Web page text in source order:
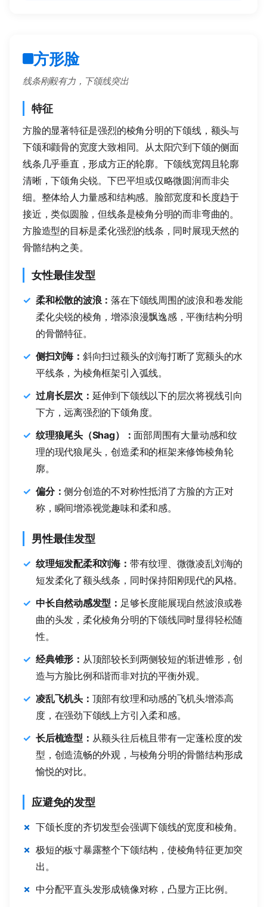
方形脸
线条刚毅有力，下颌线突出
特征
方脸的显著特征是强烈的棱角分明的下颌线，额头与
下颌和颧骨的宽度大致相同。从太阳穴到下颌的侧面
线条几乎垂直，形成方正的轮廓。下颌线宽阔且轮廓
清晰，下颌角尖锐。下巴平坦或仅略微圆润而非尖
细。整体给人力量感和结构感。脸部宽度和长度趋于
接近，类似圆脸，但线条是棱角分明的而非弯曲的。
方脸造型的目标是柔化强烈的线条，同时展现天然的
骨骼结构之美。
女性最佳发型
柔和松散的波浪：落在下颌线周围的波浪和卷发能
柔化尖锐的棱角，增添浪漫飘逸感，平衡结构分明
的骨骼特征。
侧扫刘海： 斜向扫过额头的刘海打断了宽额头的水
平线条，为棱角框架引入弧线。
过肩长层次： 延伸到下颌线以下的层次将视线引向
下方，远离强烈的下颌角度。
纹理狼尾头（Shag）：面部周围有大量动感和纹
理的现代狼尾头，创造柔和的框架来修饰棱角轮
廓。
偏分：侧分创造的不对称性抵消了方脸的方正对
称，瞬间增添视觉趣味和柔和感。
男性最佳发型
纹理短发配柔和刘海： 带有纹理、微微凌乱刘海的
短发柔化了额头线条，同时保持阳刚现代的风格。
中长自然动感发型： 足够长度能展现自然波浪或卷
曲的头发，柔化棱角分明的下颌线同时显得轻松随
性。
经典锥形： 从顶部较长到两侧较短的渐进锥形，创
造与方脸比例和谐而非对抗的平衡外观。
凌乱飞机头： 顶部有纹理和动感的飞机头增添高
度，在强劲下颌线上方引入柔和感。
长后梳造型： 从额头往后梳且带有一定蓬松度的发
型，创造流畅的外观，与棱角分明的骨骼结构形成
愉悦的对比。
应避免的发型
下颌长度的齐切发型会强调下颌线的宽度和棱角。
极短的板寸暴露整个下颌结构，使棱角特征更加突
出。
中分配平直头发形成镜像对称，凸显方正比例。